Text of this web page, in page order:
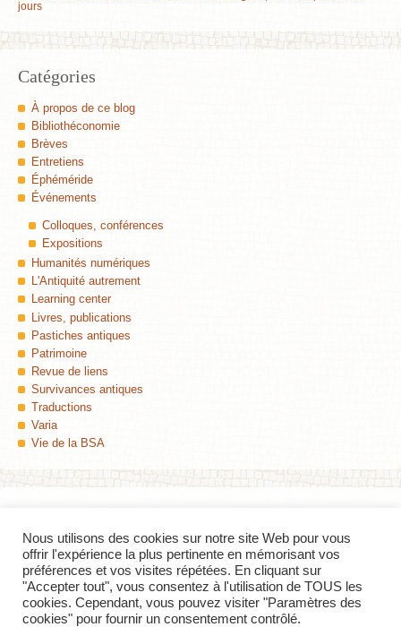
jours
Catégories
À propos de ce blog
Bibliothéconomie
Brèves
Entretiens
Éphéméride
Événements
Colloques, conférences
Expositions
Humanités numériques
L'Antiquité autrement
Learning center
Livres, publications
Pastiches antiques
Patrimoine
Revue de liens
Survivances antiques
Traductions
Varia
Vie de la BSA
Colophon
Insula, Le blog de la Bibliothèque des Sciences de l'Antiquité (Université de
Lille) — ISSN 2427-8297
Contact—Flux RSS des billets—Derniers commentaires
Nous utilisons des cookies sur notre site Web pour vous
offrir l'expérience la plus pertinente en mémorisant vos
préférences et vos visites répétées. En cliquant sur
"Accepter tout", vous consentez à l'utilisation de TOUS les
cookies. Cependant, vous pouvez visiter "Paramètres des
cookies" pour fournir un consentement contrôlé.